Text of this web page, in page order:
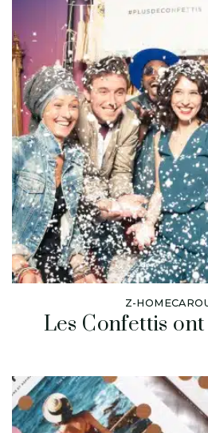
Z-
Les Confettis